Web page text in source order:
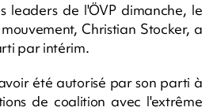
leaders de l'ÖVP dimanche, le
Christian Stocker, a
par intérim.
été autorisé par son parti à
de coalition avec l'extrême